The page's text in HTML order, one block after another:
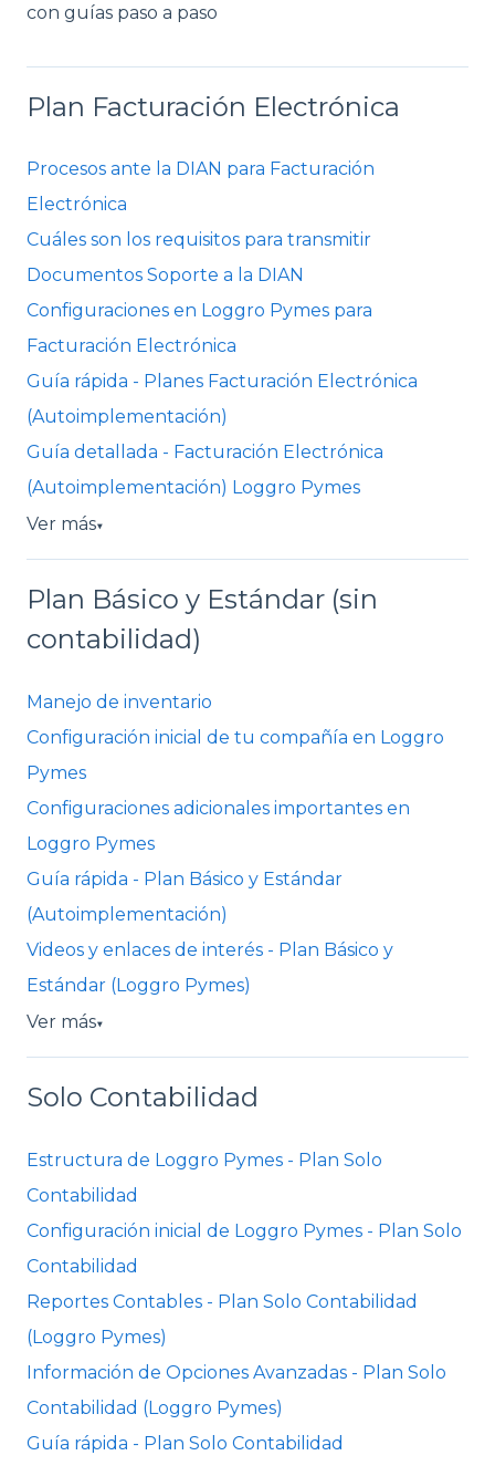
con guías paso a paso
Plan Facturación Electrónica
Procesos ante la DIAN para Facturación
Electrónica
Cuáles son los requisitos para transmitir
Documentos Soporte a la DIAN
Configuraciones en Loggro Pymes para
Facturación Electrónica
Guía rápida - Planes Facturación Electrónica
(Autoimplementación)
Guía detallada - Facturación Electrónica
(Autoimplementación) Loggro Pymes
Ver más▼
Plan Básico y Estándar (sin
contabilidad)
Manejo de inventario
Configuración inicial de tu compañía en Loggro
Pymes
Configuraciones adicionales importantes en
Loggro Pymes
Guía rápida - Plan Básico y Estándar
(Autoimplementación)
Videos y enlaces de interés - Plan Básico y
Estándar (Loggro Pymes)
Ver más▼
Solo Contabilidad
Estructura de Loggro Pymes - Plan Solo
Contabilidad
Configuración inicial de Loggro Pymes - Plan Solo
Contabilidad
Reportes Contables - Plan Solo Contabilidad
(Loggro Pymes)
Información de Opciones Avanzadas - Plan Solo
Contabilidad (Loggro Pymes)
Guía rápida - Plan Solo Contabilidad